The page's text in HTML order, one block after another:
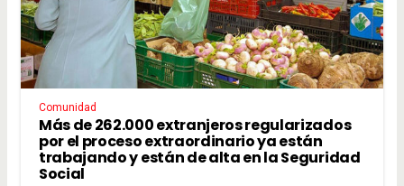
Comunidad
Más de 262.000 extranjeros regularizados
por el proceso extraordinario ya están
trabajando y están de alta en la Seguridad
Social